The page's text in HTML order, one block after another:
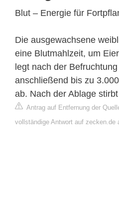
Blut – Energie für
Die ausgewachsene
eine Blutmahlzeit, um
legt nach der
anschließend bis zu
ab. Nach der Ablage
Antrag auf Entfernung der
vollständige Antwort auf zecken.de